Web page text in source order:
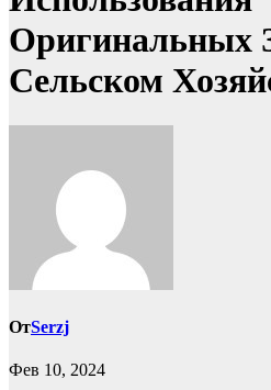
Оригинальных
Сельском
ОтSerzj
Фев 10, 2024